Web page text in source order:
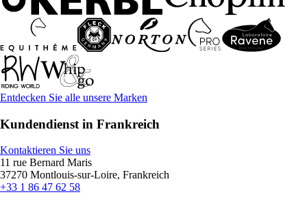
Entdecken Sie alle unsere Marken
Kundendienst in Frankreich
Kontaktieren Sie uns
11 rue Bernard Maris
37270 Montlouis-sur-Loire, Frankreich
+33 1 86 47 62 58